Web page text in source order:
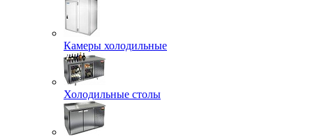
Камеры холодильные
Холодильные столы